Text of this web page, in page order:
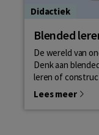
Didactiek
Blended
De wereld van
Denk aan
leren of
Lees meer